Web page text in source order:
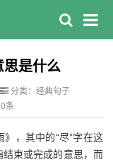
思是什么
分类： 经典句子
条
，其中的“尽”字在这
结束或完成的意思，而